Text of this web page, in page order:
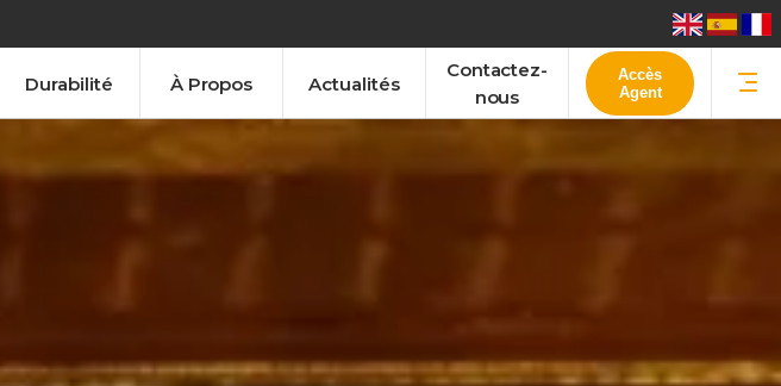
Durabilité À Propos Actualités
Contactez-
nous
Accès
Agent